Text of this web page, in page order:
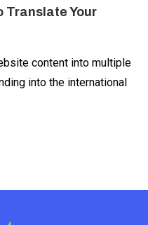
Translate Your
content into multiple
into the international